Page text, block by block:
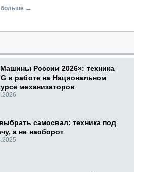
больше →
России 2026»: техника
в работе на Национальном
механизаторов
самосвал: техника под
а не наоборот